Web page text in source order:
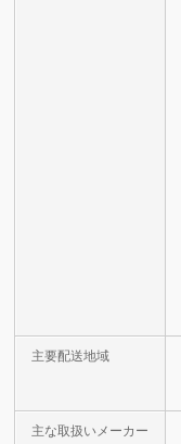
主要配送地域
主な取扱いメーカー